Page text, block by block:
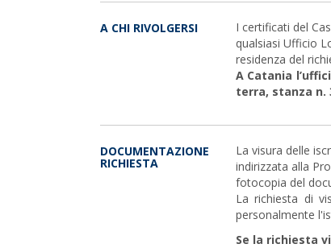
A CHI RIVOLGERSI
I certificati del
qualsiasi Ufficio
residenza del
A Catania
terra, stanza n.
DOCUMENTAZIONE
RICHIESTA
La visura delle
indirizzata alla
fotocopia del
La richiesta di
personalmente
Se la richiesta